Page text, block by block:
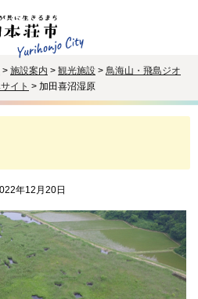
> 施設案内 > 観光施設 > 鳥海山・飛島ジオ
イト > 加田喜沼湿原
年12月20日